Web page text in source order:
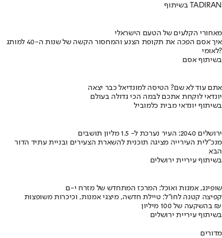
בשיתוף TADIRAN
מאחורי הקלעים של הטעם הישראלי
איך אסם הפכה את תקופת הצנע והמחסור הקשה של שנות ה-40 למותג
לאומי?
בשיתוף אסם
אתם עוד לא שם? הטיסה למונדיאל כבר יצאה
יונדאי לוקחת אתכם לבמה הכי גדולה בעולם
בשיתוף יונדאי מבית כלמוביל
ירושלים 2040: העיר נערכת ל- 1.5 מליון תושבים
מנכ"לית העירייה מציגה תוכנית להשארת הצעירים ובניית עתיד הדור
הבא
בשיתוף עיריית ירושלים
שופינג, אמנות ואוכל: המרכז המתחדש של מזרח י-ם
קפיצה קטנה לחו"ל: טיילת חדשה, מיצגי אמנות, וכיכרות משופצות
בהשקעה של 100 מיליון ₪
בשיתוף עיריית ירושלים
מדורים